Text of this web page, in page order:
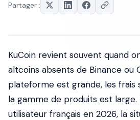
Partager :
KuCoin revient souvent quand
altcoins absents de Binance ou
plateforme est grande, les
la gamme de produits est large.
utilisateur français en 2026, la